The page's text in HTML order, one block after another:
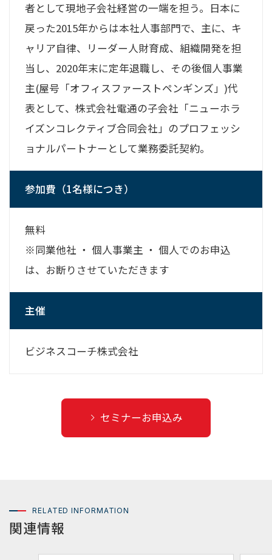
者として現地子会社経営の一端を担う。日本に
戻った2015年からは本社人事部門で、主に、キ
ャリア自律、リーダー人財育成、組織開発を担
当し、2020年末に定年退職し、その後個人事業
主(屋号「オフィスファーストペンギンズ」)代
表として、株式会社電通の子会社「ニューホラ
イズンコレクティブ合同会社」のプロフェッシ
ョナルパートナーとして業務委託契約。
参加費（1名様につき）
無料
※同業他社 ・ 個人事業主 ・ 個人でのお申込
は、お断りさせていただきます
主催
ビジネスコーチ株式会社
セミナーお申込み
RELATED INFORMATION
関連情報